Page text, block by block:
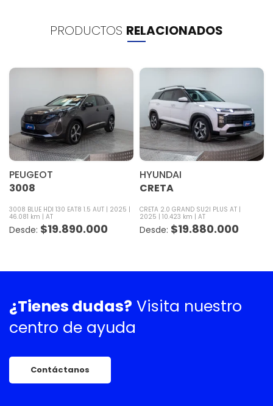
PRODUCTOS RELACIONADOS
PEUGEOT
3008
3008 BLUE HDI 130 EAT8 1.5 AUT
2025
46.081 km
AT
$19.890.000
HYUNDAI
CRETA
CRETA 2.0 GRAND SU2I PLUS AT
2025
10.423 km AT
$19.880.000
¿Tienes dudas? Visita nuestro
centro de ayuda
Contáctanos